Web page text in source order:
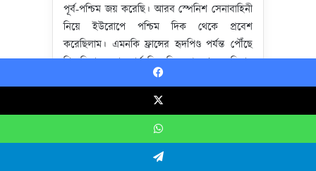
পূর্ব-পশ্চিম জয় করেছি। আরব স্পেনিশ সেনাবাহিনী
নিয়ে ইউরোপে পশ্চিম দিক থেকে প্রবেশ
করেছিলাম। এমনকি ফ্রান্সের হৃদপিণ্ড পর্যন্ত পৌঁছে
গিয়েছিলাম। আর পূর্ব দিক দিয়ে প্রবেশ করেছিলাম
আমাদের তুর্কি উসমানী বাহিনী নিয়ে। এমনকি
ভিয়েনার দোরগোড়ায় পৌঁছে গিয়েছিলাম।
তারপর দীর্ঘকাল আমরা ঘুমালাম। আমাদের উপর
দিয়ে ক্রমাগত স্থবিরতার দিনগুলো অতিবাহিত হল।
Facebook
X
WhatsApp